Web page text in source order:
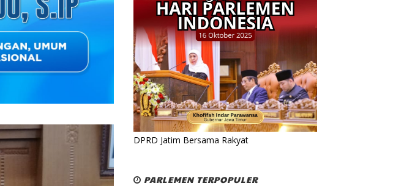
DPRD Jatim Bersama Rakyat
PARLEMEN TERPOPULER